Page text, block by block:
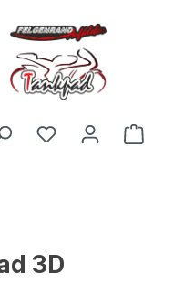
Du hast 0
3D